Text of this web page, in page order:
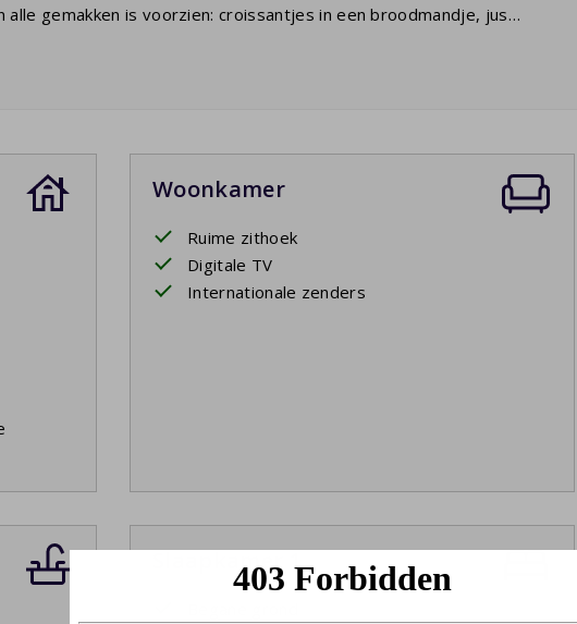
alle gemakken is voorzien: croissantjes in een broodmandje, jus
een apart tweede toilet.
24/4/2027 - 25/9/2027
Woonkamer
Ruime zithoek
Digitale TV
Internationale zenders
Slaapkamer 1